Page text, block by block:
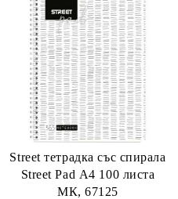
Street тетрадка със спирала
Street Pad А4 100 листа
МК, 67125